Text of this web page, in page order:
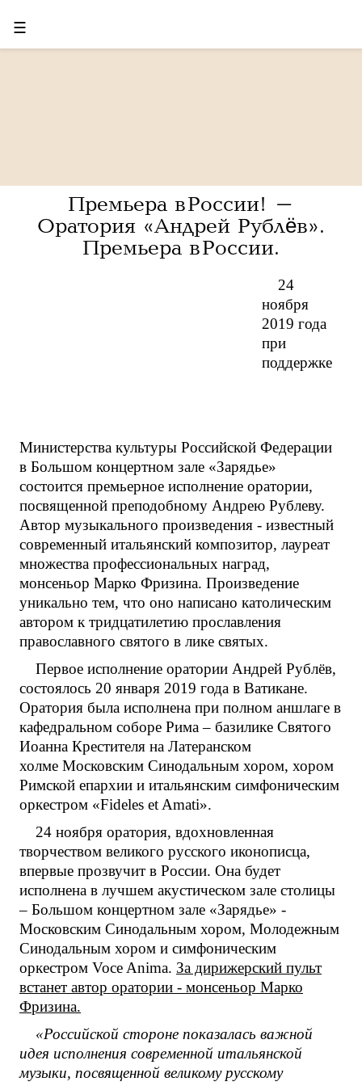
☰
Премьера в России! -
Оратория «Андрей Рублёв».
Премьера в России.
24
ноября
2019 года
при
поддержке
Министерства культуры Российской Федерации
в Большом концертном зале «Зарядье»
состоится премьерное исполнение оратории,
посвященной преподобному Андрею Рублеву.
Автор музыкального произведения - известный
современный итальянский композитор, лауреат
множества профессиональных наград,
монсеньор Марко Фризина. Произведение
уникально тем, что оно написано католическим
автором к тридцатилетию прославления
православного святого в лике святых.
Первое исполнение оратории Андрей Рублёв,
состоялось 20 января 2019 года в Ватикане.
Оратория была исполнена при полном аншлаге в
кафедральном соборе Рима – базилике Святого
Иоанна Крестителя на Латеранском
холме Московским Синодальным хором, хором
Римской епархии и итальянским симфоническим
оркестром «Fideles et Amati».
24 ноября оратория, вдохновленная
творчеством великого русского иконописца,
впервые прозвучит в России. Она будет
исполнена в лучшем акустическом зале столицы
– Большом концертном зале «Зарядье» -
Московским Синодальным хором, Молодежным
Синодальным хором и симфоническим
оркестром Voce Anima. За дирижерский пульт
встанет автор оратории - монсеньор Марко
Фризина.
«Российской стороне показалась важной
идея исполнения современной итальянской
музыки, посвященной великому русскому